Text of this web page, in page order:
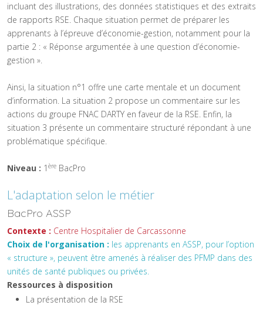
incluant des illustrations, des données statistiques et des extraits
de rapports RSE. Chaque situation permet de préparer les
apprenants à l’épreuve d’économie-gestion, notamment pour la
partie 2 : « Réponse argumentée à une question d’économie-
gestion ».
Ainsi, la situation n°1 offre une carte mentale et un document
d’information. La situation 2 propose un commentaire sur les
actions du groupe FNAC DARTY en faveur de la RSE. Enfin, la
situation 3 présente un commentaire structuré répondant à une
problématique spécifique.
Niveau : 1 ère BacPro
L'adaptation selon le métier
BacPro ASSP
Contexte : Centre Hospitalier de Carcassonne
Choix de l'organisation : les apprenants en ASSP, pour l’option
« structure », peuvent être amenés à réaliser des PFMP dans des
unités de santé publiques ou privées.
Ressources à disposition
La présentation de la RSE